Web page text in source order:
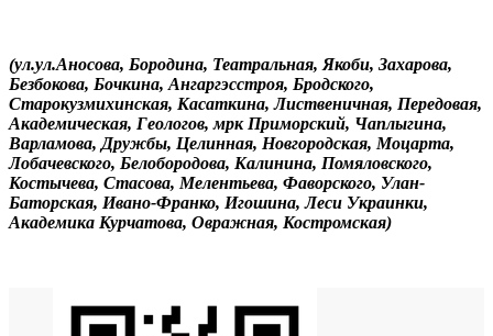
(ул.ул.Аносова, Бородина, Театральная, Якоби, Захарова,
Безбокова, Бочкина, Ангаргэсстроя, Бродского,
Старокузмихинская, Касаткина, Лиственичная, Передовая,
Академическая, Геологов, мрк Приморский, Чаплыгина,
Варламова, Дружбы, Целинная, Новгородская, Моцарта,
Лобачевского, Белобородова, Калинина, Помяловского,
Костычева, Стасова, Мелентьева, Фаворского, Улан-
Баторская, Ивано-Франко, Игошина, Леси Украинки,
Академика Курчатова, Овражная, Костромская)